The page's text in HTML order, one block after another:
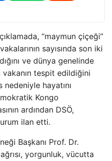
“maymun çiçeği”
sayısında son iki
ve dünya genelinde
tespit edildiğini
hayatını
Kongo
ardından DSÖ,
ilan etti.
Başkanı Prof. Dr.
yorgunluk, vücutta